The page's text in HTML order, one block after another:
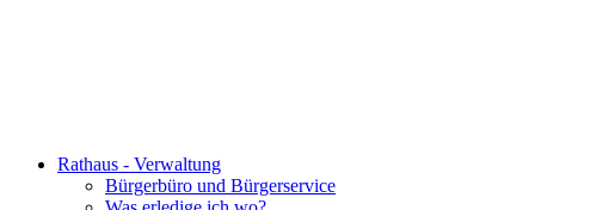
Rathaus - Verwaltung
Bürgerbüro und Bürgerservice